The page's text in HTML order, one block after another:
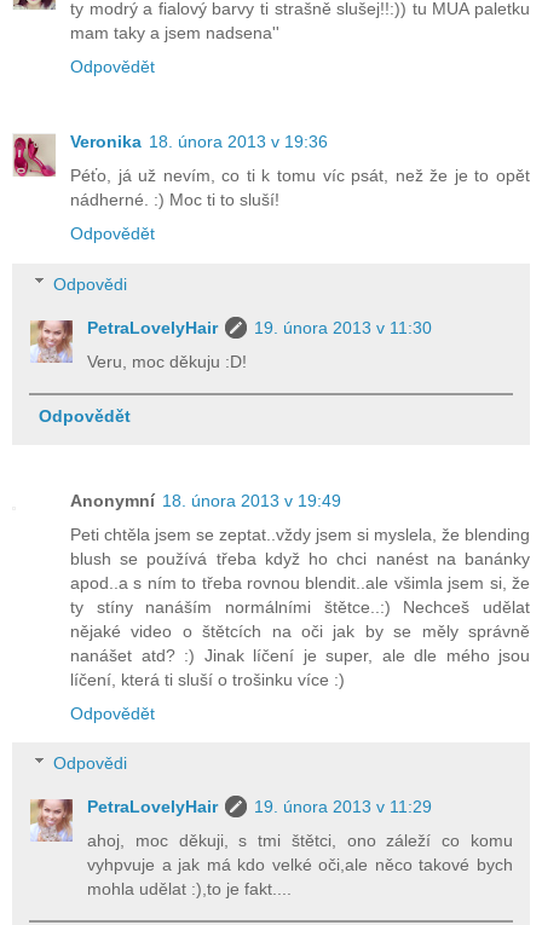
ty modrý a fialový barvy ti strašně slušej!!:)) tu MUA paletku
mam taky a jsem nadsena''
Odpovědět
Veronika 18. února 2013 v 19:36
Péťo, já už nevím, co ti k tomu víc psát, než že je to opět
nádherné. :) Moc ti to sluší!
Odpovědět
Odpovědi
PetraLovelyHair
19. února 2013 v 11:30
Veru, moc děkuju :D!
Odpovědět
Anonymní 18. února 2013 v 19:49
Peti chtěla jsem se zeptat..vždy jsem si myslela, že blending
blush se používá třeba když ho chci nanést na banánky
apod..a s ním to třeba rovnou blendit..ale všimla jsem si, že
ty stíny nanáším normálními štětce..:) Nechceš udělat
nějaké video o štětcích na oči jak by se měly správně
nanášet atd? :) Jinak líčení je super, ale dle mého jsou
líčení, která ti sluší o trošinku více :)
Odpovědět
Odpovědi
PetraLovelyHair
19. února 2013 v 11:29
ahoj, moc děkuji, s tmi štětci, ono záleží co komu
vyhpvuje a jak má kdo velké oči,ale něco takové bych
mohla udělat :),to je fakt....